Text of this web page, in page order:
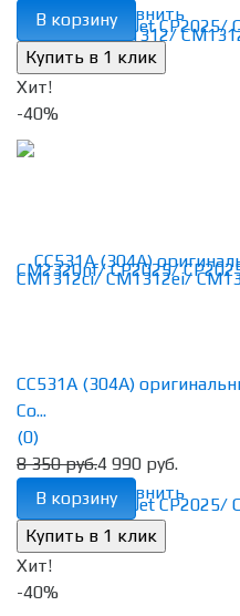
избранное сравнить
В корзину
Хит!
-40%
избранное сравнить
CC531A (304A)
Co...
(0)
8 350 руб.4 990 руб.
В корзину
Хит!
-40%